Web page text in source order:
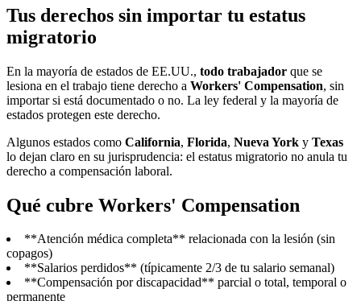
Tus derechos sin importar tu estatus
migratorio
En la mayoría de estados de EE.UU., todo trabajador que se
lesiona en el trabajo tiene derecho a Workers' Compensation, sin
importar si está documentado o no. La ley federal y la mayoría de
estados protegen este derecho.
Algunos estados como California, Florida, Nueva York y Texas
lo dejan claro en su jurisprudencia: el estatus migratorio no anula tu
derecho a compensación laboral.
Qué cubre Workers' Compensation
**Atención médica completa** relacionada con la lesión (sin
copagos)
**Salarios perdidos** (típicamente 2/3 de tu salario semanal)
**Compensación por discapacidad** parcial o total, temporal o
permanente